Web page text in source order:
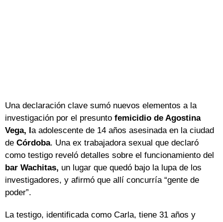
Una declaración clave sumó nuevos elementos a la
investigación por el presunto femicidio de Agostina
Vega, la adolescente de 14 años asesinada en la ciudad
de Córdoba. Una ex trabajadora sexual que declaró
como testigo reveló detalles sobre el funcionamiento del
bar Wachitas, un lugar que quedó bajo la lupa de los
investigadores, y afirmó que allí concurría “gente de
poder”.
La testigo, identificada como Carla, tiene 31 años y